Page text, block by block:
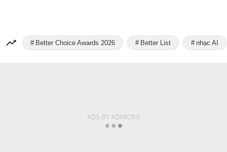
Better Choice Awards 2026 Better List nhạc AI